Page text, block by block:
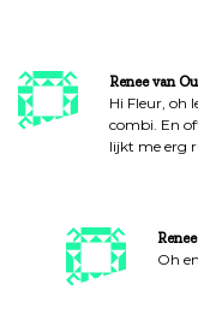
Renee van
Hi Fleur, oh
combi. En
lijkt me erg
Oh